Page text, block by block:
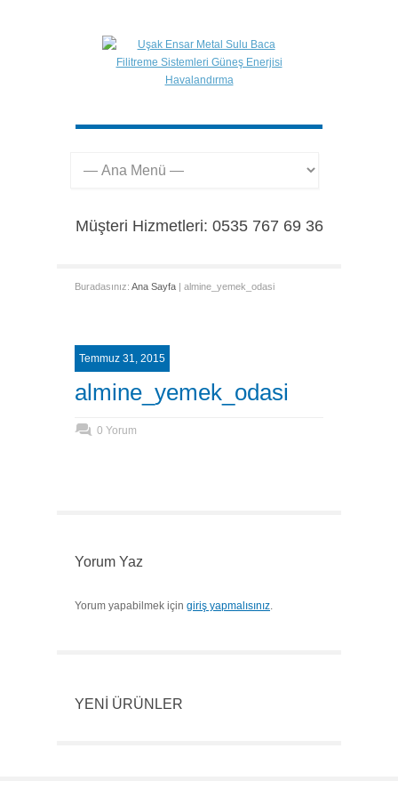
Müşteri Hizmetleri: 0535 767 69 36
Buradasınız: Ana Sayfa | almine_yemek_odasi
Temmuz 31, 2015
almine_yemek_odasi
0 Yorum
Yorum Yaz
Yorum yapabilmek için giriş yapmalısınız.
YENİ ÜRÜNLER